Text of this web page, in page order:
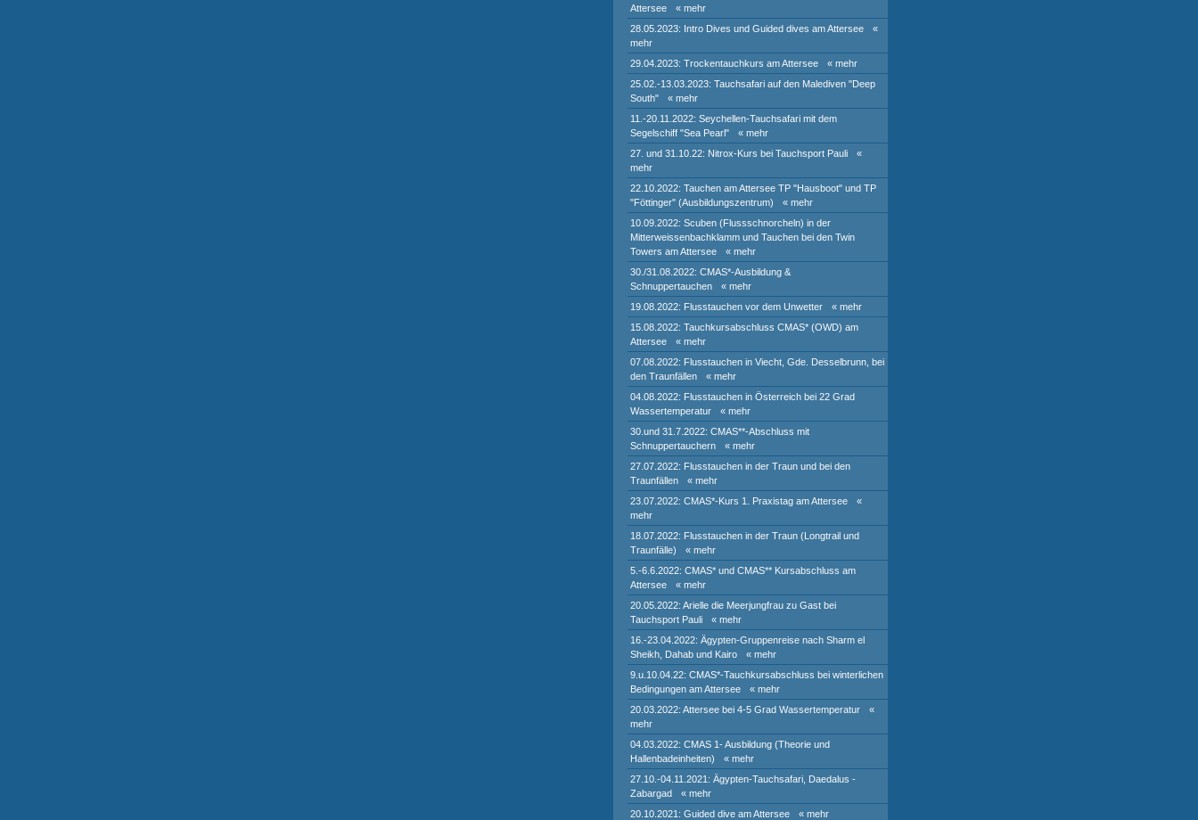
Attersee
« mehr
28.05.2023: Intro Dives und Guided dives am Attersee
«
mehr
29.04.2023: Trockentauchkurs am Attersee
« mehr
25.02.-13.03.2023: Tauchsafari auf den Malediven "Deep
South"
« mehr
11.-20.11.2022: Seychellen-Tauchsafari mit dem
Segelschiff "Sea Pearl"
« mehr
27. und 31.10.22: Nitrox-Kurs bei Tauchsport Pauli
«
mehr
22.10.2022: Tauchen am Attersee TP "Hausboot" und TP
"Föttinger" (Ausbildungszentrum)
« mehr
10.09.2022: Scuben (Flussschnorcheln) in der
Mitterweissenbachklamm und Tauchen bei den Twin
Towers am Attersee
« mehr
30./31.08.2022: CMAS*-Ausbildung &
Schnuppertauchen
« mehr
19.08.2022: Flusstauchen vor dem Unwetter
« mehr
15.08.2022: Tauchkursabschluss CMAS* (OWD) am
Attersee
« mehr
07.08.2022: Flusstauchen in Viecht, Gde. Desselbrunn, bei
den Traunfällen
« mehr
04.08.2022: Flusstauchen in Österreich bei 22 Grad
Wassertemperatur
« mehr
30.und 31.7.2022: CMAS**-Abschluss mit
Schnuppertauchern
« mehr
27.07.2022: Flusstauchen in der Traun und bei den
Traunfällen
« mehr
23.07.2022: CMAS*-Kurs 1. Praxistag am Attersee
«
mehr
18.07.2022: Flusstauchen in der Traun (Longtrail und
Traunfälle)
« mehr
5.-6.6.2022: CMAS* und CMAS** Kursabschluss am
Attersee
« mehr
20.05.2022: Arielle die Meerjungfrau zu Gast bei
Tauchsport Pauli
« mehr
16.-23.04.2022: Ägypten-Gruppenreise nach Sharm el
Sheikh, Dahab und Kairo
« mehr
9.u.10.04.22: CMAS*-Tauchkursabschluss bei winterlichen
Bedingungen am Attersee
« mehr
20.03.2022: Attersee bei 4-5 Grad Wassertemperatur
«
mehr
04.03.2022: CMAS 1- Ausbildung (Theorie und
Hallenbadeinheiten)
« mehr
27.10.-04.11.2021: Ägypten-Tauchsafari, Daedalus -
Zabargad
« mehr
20.10.2021: Guided dive am Attersee
« mehr